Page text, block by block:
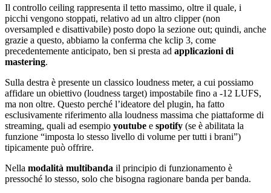
Il controllo ceiling rappresenta il tetto massimo, oltre il quale, i
picchi vengono stoppati, relativo ad un altro clipper (non
oversampled e disattivabile) posto dopo la sezione out; quindi, anche
grazie a questo, abbiamo la conferma che kclip 3, come
precedentemente anticipato, ben si presta ad applicazioni di
mastering.
Sulla destra è presente un classico loudness meter, a cui possiamo
affidare un obiettivo (loudness target) impostabile fino a -12 LUFS,
ma non oltre. Questo perché l’ideatore del plugin, ha fatto
esclusivamente riferimento alla loudness massima che piattaforme di
streaming, quali ad esempio youtube e spotify (se è abilitata la
funzione “imposta lo stesso livello di volume per tutti i brani”)
tipicamente può offrire.
Nella modalità multibanda il principio di funzionamento è
pressoché lo stesso, solo che bisogna ragionare banda per banda.